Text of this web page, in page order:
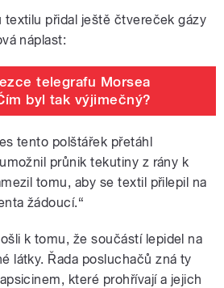
textilu přidal ještě čtvereček gázy
náplast:
telegrafu Morsea
byl tak výjimečný?
tento polštářek přetáhl
průnik tekutiny z rány k
tomu, aby se textil přilepil na
žádoucí.“
k tomu, že součástí lepidel na
látky. Řada posluchačů zná ty
které prohřívají a jejich